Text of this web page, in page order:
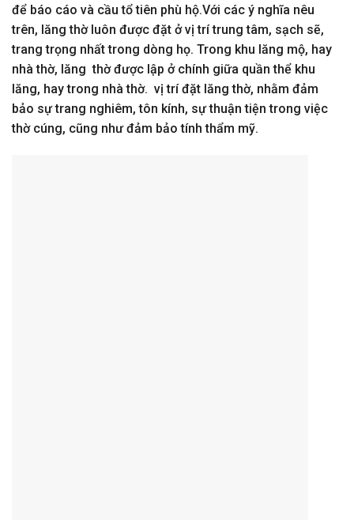
để báo cáo và cầu tổ tiên phù hộ.Với các ý nghĩa nêu
trên, lăng thờ luôn được đặt ở vị trí trung tâm, sạch sẽ,
trang trọng nhất trong dòng họ. Trong khu lăng mộ, hay
nhà thờ, lăng thờ được lập ở chính giữa quần thể khu
lăng, hay trong nhà thờ. vị trí đặt lăng thờ, nhằm đảm
bảo sự trang nghiêm, tôn kính, sự thuận tiện trong việc
thờ cúng, cũng như đảm bảo tính thẩm mỹ.